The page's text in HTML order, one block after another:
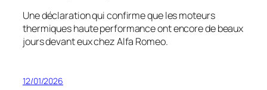
Une déclaration qui confirme que les moteurs
thermiques haute performance ont encore de beaux
jours devant eux chez Alfa Romeo.
12/01/2026